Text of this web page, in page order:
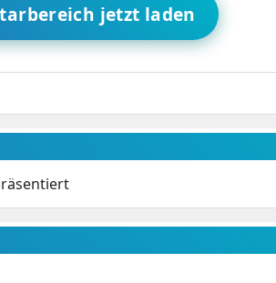
jetzt laden